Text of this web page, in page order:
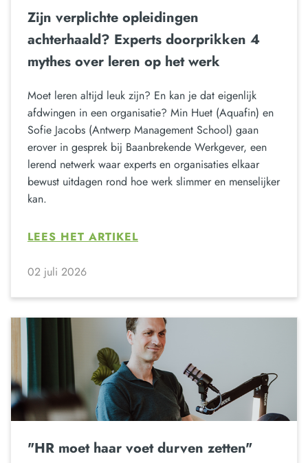
Zijn verplichte opleidingen
achterhaald? Experts doorprikken 4
mythes over leren op het werk
Moet leren altijd leuk zijn? En kan je dat eigenlijk
afdwingen in een organisatie? Min Huet (Aquafin) en
Sofie Jacobs (Antwerp Management School) gaan
erover in gesprek bij Baanbrekende Werkgever, een
lerend netwerk waar experts en organisaties elkaar
bewust uitdagen rond hoe werk slimmer en menselijker
kan.
LEES HET ARTIKEL
02 juli 2026
"HR moet haar voet durven zetten"